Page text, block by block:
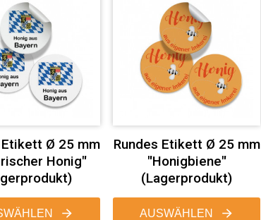
Etikett Ø 25 mm
Honig"
Rundes Etikett Ø 25 mm
"Honigbiene"
(Lagerprodukt)
AUSWÄHLEN